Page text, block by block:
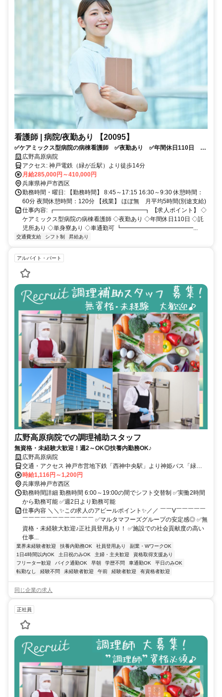
看護師 | 病院/夜勤あり 【20095】
✅ケアミックス型病院の病棟看護師 ✅夜勤あり ✅年間休日110日 ✅
託児所あり ✅単身寮あり ✅車通勤可
広野高原病院
アクセス: 神戸電鉄（緑が丘駅）より徒歩14分
月給285,000円～410,000円
兵庫県神戸市西区
勤務時間・曜日: 【勤務時間】 8:45～17:15 16:30～9:30 休憩時間：
60分 夜間休憩時間：120分 【残業】 ほぼ無 月平均5時間(別途支給)
仕事内容: ┏━━━━━━━━━━━━━━━┓ 【求人ポイント】 ◇
ケアミックス型病院の病棟看護師 ◇夜勤あり ◇年間休日110日 ◇託
児所あり ◇単身寮あり ◇車通勤可 ┗━━━━━━━━━━━━...
交通費支給 シフト制 昇給あり
アルバイト・パート
広野高原病院での調理補助スタッフ
無資格・未経験大歓迎！週2～OK◎扶養内勤務OK♪
広野高原病院
交通・アクセス 神戸市営地下鉄「西神中央駅」より神姫バス「緑が
丘駅」行 「広野高原病院前」下車
時給1,116円～1,200円
兵庫県神戸市西区
勤務時間詳細 勤務時間 6:00～19:00の間でシフト交替制 ✅実働2時間
から勤務可能 ✅週2日より勤務可能
仕事内容 ＼＼✨この求人のアピールポイント✨／／ ￣￣V￣￣￣￣￣
￣￣￣￣￣￣￣￣￣￣￣￣ ✅マルタマフーズグループの安定感◎ ✅無
資格・未経験大歓迎♪正社員登用あり！ ✅施設での社会貢献度の高い
仕事...
業界未経験者歓迎 扶養内勤務OK 社員登用あり
副業・WワークOK
1日4時間以内OK
土日祝のみOK 主婦・主夫歓迎
資格取得支援あり
フリーター歓迎
バイク通勤OK 早朝 学歴不問 車通勤OK
平日のみOK
転勤なし
経験不問 未経験者歓迎 午前 経験者歓迎 有資格者歓迎
同じ企業の求人
正社員